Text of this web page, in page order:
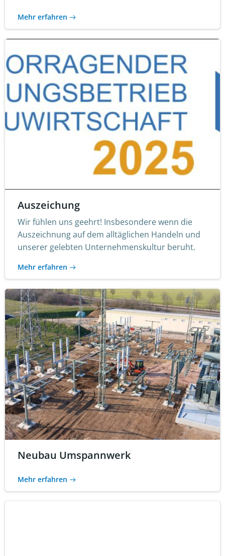
Mehr erfahren
Auszeichung
Wir fühlen uns geehrt! Insbesondere wenn die
Auszeichnung auf dem alltäglichen Handeln und
unserer gelebten Unternehmenskultur beruht.
Mehr erfahren
Neubau Umspannwerk
Mehr erfahren